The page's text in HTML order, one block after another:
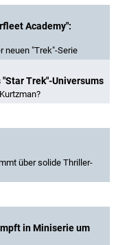
Academy":
neuen "Trek"-Serie
Trek"-Universums
über solide Thriller-
in Miniserie um